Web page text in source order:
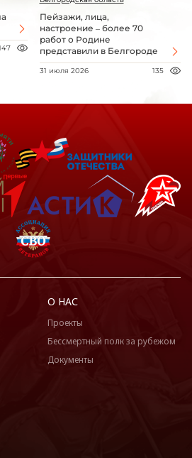
Пейзажи, лица,
настроение – более 70
работ о Родине
представили в Белгороде
31 июля 2026 135
О НАС
Проекты
Бессмертный полк за рубежом
Документы